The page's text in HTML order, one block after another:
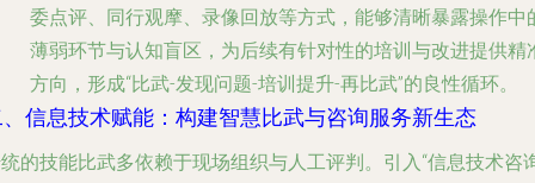
委点评、同行观摩、录像回放等方式，能够清晰暴露操作中
薄弱环节与认知盲区，为后续有针对性的培训与改进提供精
方向，形成“比武-发现问题-培训提升-再比武”的良性循环。
信息技术赋能：构建智慧比武与咨询服务新生态
的技能比武多依赖于现场组织与人工评判。引入“信息技术咨